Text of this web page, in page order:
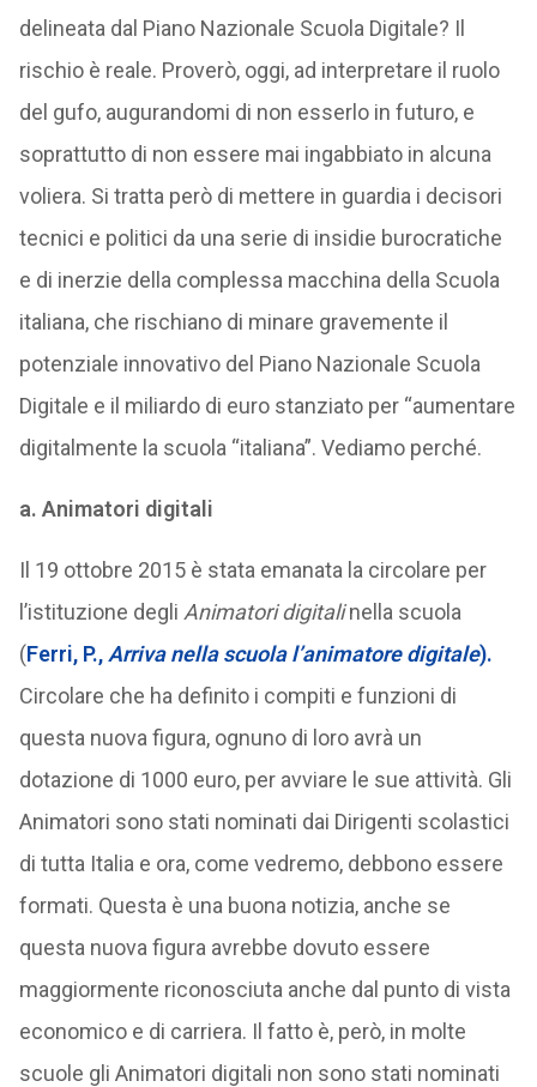
delineata dal Piano Nazionale Scuola Digitale? Il
rischio è reale. Proverò, oggi, ad interpretare il ruolo
del gufo, augurandomi di non esserlo in futuro, e
soprattutto di non essere mai ingabbiato in alcuna
voliera. Si tratta però di mettere in guardia i decisori
tecnici e politici da una serie di insidie burocratiche
e di inerzie della complessa macchina della Scuola
italiana, che rischiano di minare gravemente il
potenziale innovativo del Piano Nazionale Scuola
Digitale e il miliardo di euro stanziato per “aumentare
digitalmente la scuola “italiana”. Vediamo perché.
a. Animatori digitali
Il 19 ottobre 2015 è stata emanata la circolare per
l’istituzione degli Animatori digitalinella scuola
(Ferri, P., Arriva nella scuola l’animatore digitale).
Circolare che ha definito i compiti e funzioni di
questa nuova figura, ognuno di loro avrà un
dotazione di 1000 euro, per avviare le sue attività. Gli
Animatori sono stati nominati dai Dirigenti scolastici
di tutta Italia e ora, come vedremo, debbono essere
formati. Questa è una buona notizia, anche se
questa nuova figura avrebbe dovuto essere
maggiormente riconosciuta anche dal punto di vista
economico e di carriera. Il fatto è, però, in molte
scuole gli Animatori digitali non sono stati nominati